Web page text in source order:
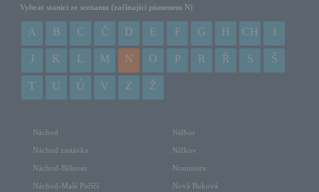
Vybrat stanici ze seznamu (začínající písmenem N)
A B C Č D E F G H CH I
J K L M N O P R Ř S Š
T U Ú V Z Ž
Náchod
Náchod zastávka
Náchod-Běloves
Náchod-Malé Poříčí
Nižbor
Nížkov
Noutonice
Nová Buková